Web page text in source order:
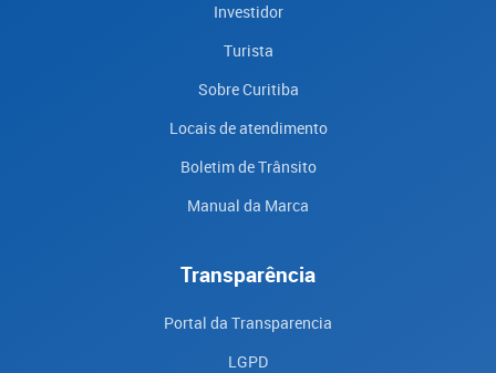
Investidor
Turista
Sobre Curitiba
Locais de atendimento
Boletim de Trânsito
Manual da Marca
Transparência
Portal da Transparencia
LGPD